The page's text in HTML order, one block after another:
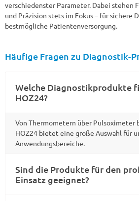
verschiedenster Parameter. Dabei stehen
und Präzision stets im Fokus – für sichere
bestmögliche Patientenversorgung.
Häufige Fragen zu Diagnostik-
Welche Diagnostikprodukte
HOZ24?
Von Thermometern über Pulsoximeter
HOZ24 bietet eine große Auswahl für
Anwendungsbereiche.
Sind die Produkte für den
Einsatz geeignet?